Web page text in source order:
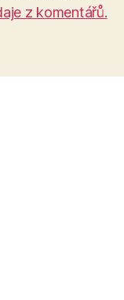
z komentářů.